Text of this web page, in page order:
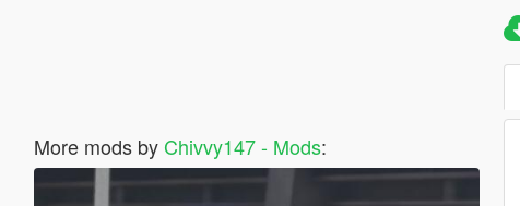
More mods by Chivvy147 - Mods: